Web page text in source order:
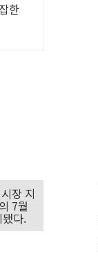
한
장 지
7월
다.